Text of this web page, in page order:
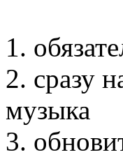
1.
2. сразу
музыка
3.